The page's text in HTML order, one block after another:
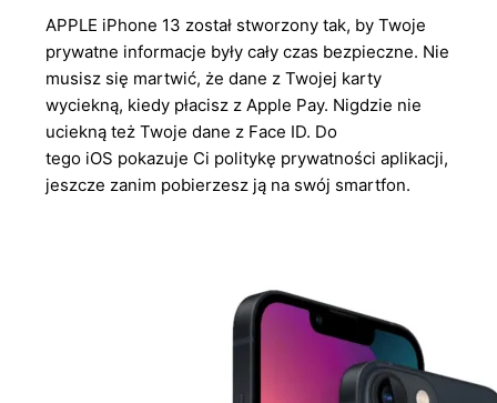
APPLE iPhone 13 został stworzony tak, by Twoje
prywatne informacje były cały czas bezpieczne. Nie
musisz się martwić, że dane z Twojej karty
wyciekną, kiedy płacisz z Apple Pay. Nigdzie nie
uciekną też Twoje dane z Face ID. Do
tego iOS pokazuje Ci politykę prywatności aplikacji,
jeszcze zanim pobierzesz ją na swój smartfon.